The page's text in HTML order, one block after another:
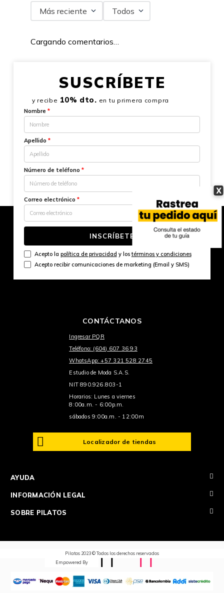
X
Más reciente Todos
Cargando comentarios…
SUSCRÍBETE
y recibe 10% dto. en tu primera compra
Nombre *
Apellido *
Número de teléfono *
Correo electrónico *
INSCRÍBETE
Acepto la política de privacidad y lostérminos y condiciones
Acepto recibir comunicaciones de marketing (Email y SMS)
CONTÁCTANOS
Ingresar PQR
Teléfono: (604) 607 36 93
WhatsApp: +57 321 528 2745
Estudio de Moda S.A.S.
NIT 890.926.803-1
Horarios: Lunes a viernes
8:00a.m. - 6:00p.m.
sábados 9:00a.m. - 12:00m
Localizador de tiendas
AYUDA +
INFORMACIÓN LEGAL +
SOBRE PILATOS +
Pilatos 2023 © Todos los derechos reservados
Empowered By